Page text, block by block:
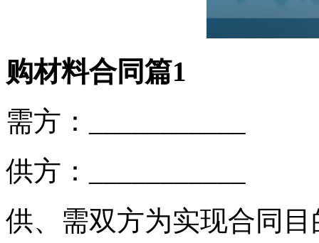
购材料合同篇1
需方：___________
供方：___________
供、需双方为实现合同